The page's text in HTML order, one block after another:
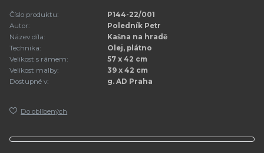
Číslo produktu:
P144-22/001
Autor:
Poledník Petr
Název díla:
Kašna na hradě
Technika:
Olej, plátno
Velikost s rámem:
57 x 42 cm
Velikost malby:
39 x 42 cm
Dostupné v:
g. AD Praha
Do oblíbených